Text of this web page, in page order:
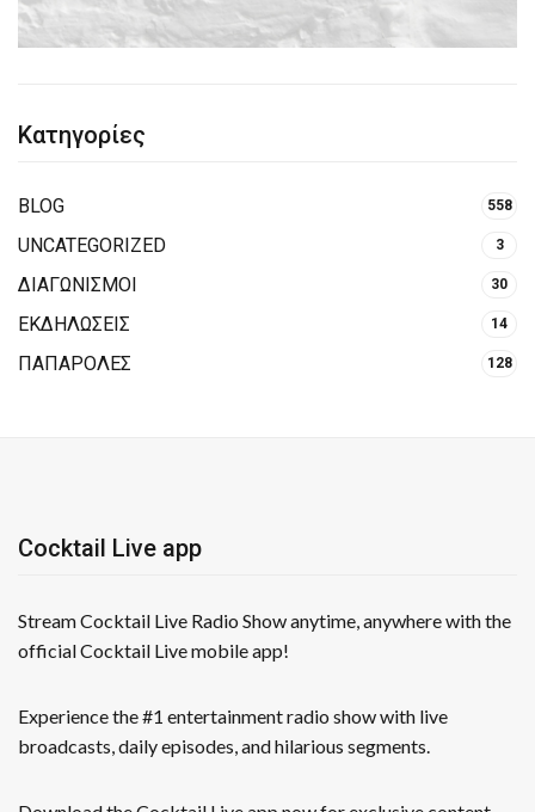
Κατηγορίες
BLOG 558
UNCATEGORIZED 3
ΔΙΑΓΩΝΙΣΜΟΙ 30
ΕΚΔΗΛΩΣΕΙΣ 14
ΠΑΠΑΡΟΛΕΣ 128
Cocktail Live app
Stream Cocktail Live Radio Show anytime, anywhere with the
official Cocktail Live mobile app!
Experience the #1 entertainment radio show with live
broadcasts, daily episodes, and hilarious segments.